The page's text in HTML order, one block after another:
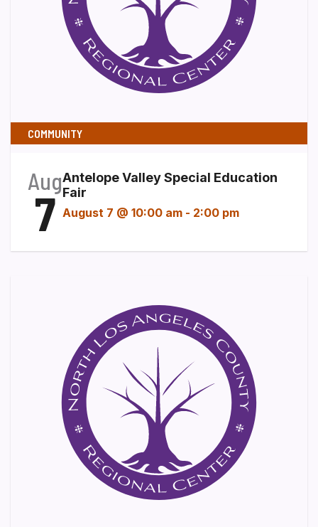
COMMUNITY
Aug
7
Antelope Valley Special Education
Fair
August 7 @ 10:00 am - 2:00 pm